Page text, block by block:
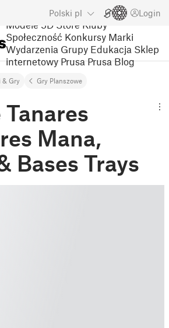
Polski pl Login
Modele 3D Store Kluby
Społeczność Konkursy Marki
Wydarzenia Grupy Edukacja Sklep
internetowy Prusa Prusa Blog
& Gry Gry Planszowe
Mana,
Bases Trays